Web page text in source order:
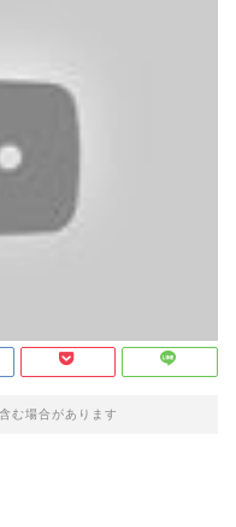
む場合があります